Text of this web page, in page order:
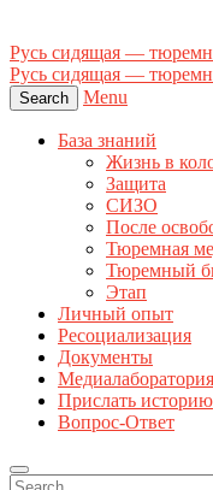
Русь сидящая —
Русь сидящая —
Search Menu
База знаний
Жизнь в
Защита
СИЗО
После
Тюремная
Тюремный
Этап
Личный опыт
Ресоциализация
Документы
Медиалаборатория
Прислать историю
Вопрос-Ответ